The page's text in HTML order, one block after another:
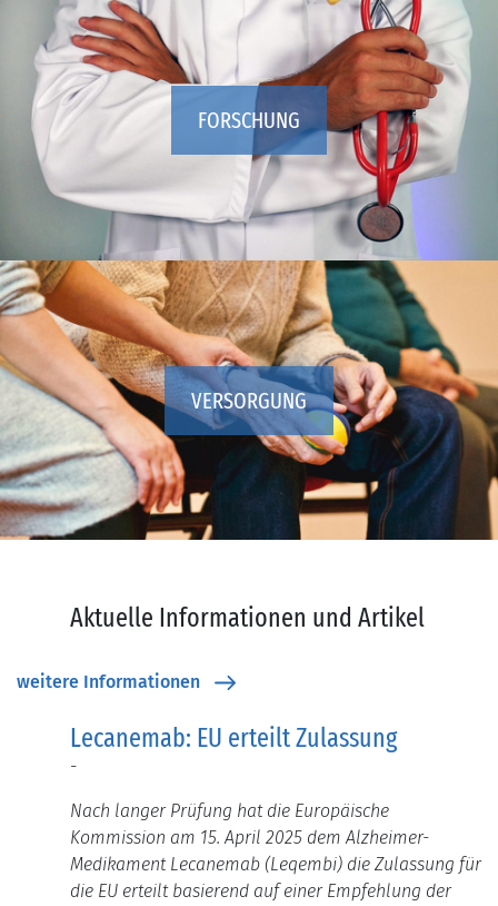
FORSCHUNG
VERSORGUNG
Aktuelle Informationen und Artikel
weitere Informationen
Lecanemab: EU erteilt Zulassung
-
Nach langer Prüfung hat die Europäische
Kommission am 15. April 2025 dem Alzheimer-
Medikament Lecanemab (Leqembi) die Zulassung für
die EU erteilt basierend auf einer Empfehlung der